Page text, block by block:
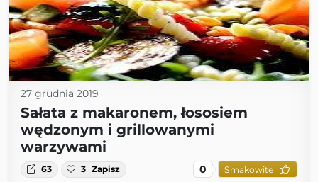
27 grudnia 2019
Sałata z makaronem, łososiem
wędzonym i grillowanymi
warzywami
63 3 Zapisz 0 Smakowite